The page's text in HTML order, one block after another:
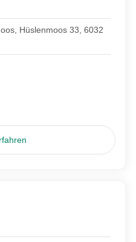
Hüslenmoos 33, 6032